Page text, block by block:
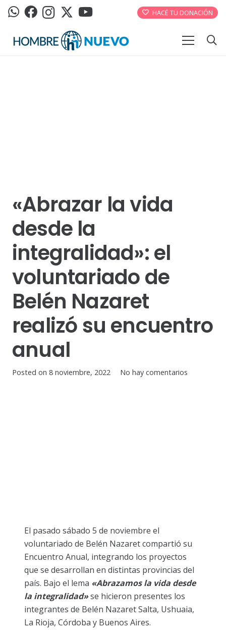
HACÉ TU DONACIÓN
«Abrazar la vida
desde la
integralidad»: el
voluntariado de
Belén Nazaret
realizó su encuentro
anual
Posted on 8 noviembre, 2022 No hay comentarios
El pasado sábado 5 de noviembre el
voluntariado de Belén Nazaret compartió su
Encuentro Anual, integrando los proyectos
que se desarrollan en distintas provincias del
país. Bajo el lema «Abrazamos la vida desde
la integralidad»se hicieron presentes los
integrantes de Belén Nazaret Salta, Ushuaia,
La Rioja, Córdoba y Buenos Aires.